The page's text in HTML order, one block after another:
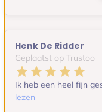
Henk De Ridder
Geplaatst op Trustoo
Ik heb een heel fijn
lezen